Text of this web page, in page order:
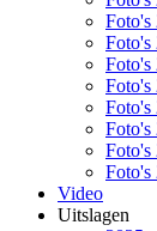
Foto's
Foto's
Foto's
Foto's
Foto's
Foto's
Foto's
Foto's
Video
Uitslagen